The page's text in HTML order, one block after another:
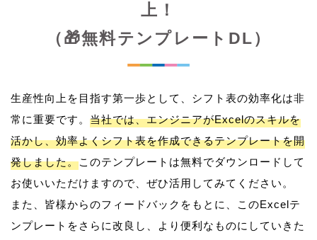
上！
（🎁無料テンプレートDL）
生産性向上を目指す第一歩として、シフト表の効率化は非
常に重要です。 当社では、エンジニアがExcelのスキルを
活かし、効率よくシフト表を作成できるテンプレートを開
発しました。このテンプレートは無料でダウンロードして
お使いいただけますので、ぜひ活用してみてください。
また、皆様からのフィードバックをもとに、このExcelテ
ンプレートをさらに改良し、より便利なものにしていきた